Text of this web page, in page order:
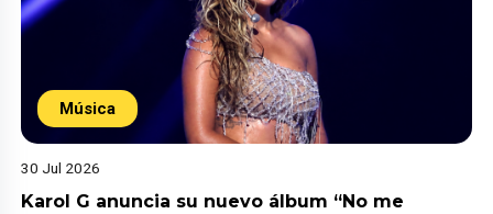
Música
30 Jul 2026
Karol G anuncia su nuevo álbum “No me